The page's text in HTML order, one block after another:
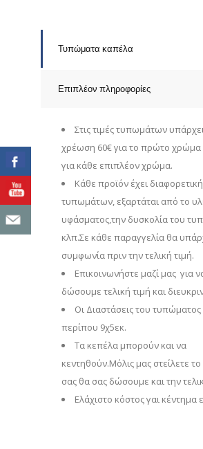
Τυπώματα καπέλα
Επιπλέον πληροφορίες
Στις τιμές τυπωμάτων
χρέωση 60€ για το πρώτο χρώμα
για κάθε επιπλέον χρώμα.
Κάθε προϊόν έχει
τυπωμάτων, εξαρτάται από το
υφάσματος,την δυσκολία του
κλπ.Σε κάθε παραγγελία θα
συμφωνία πριν την τελική τιμή.
Επικοινωνήστε μαζί μας για
δώσουμε τελική τιμή και
Οι Διαστάσεις του τυπώματος
περίπου 9χ5εκ.
Τα κεπέλα μπορούν και να
κεντηθούν.Μόλις μας στείλετε
σας θα σας δώσουμε και την
Eλάχιστο κόστος γαι κέντημα